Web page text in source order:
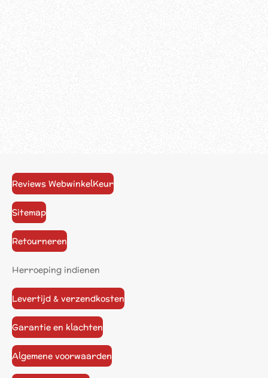
Reviews WebwinkelKeur
Sitemap
Retourneren
Herroeping indienen
Levertijd & verzendkosten
Garantie en klachten
Algemene voorwaarden